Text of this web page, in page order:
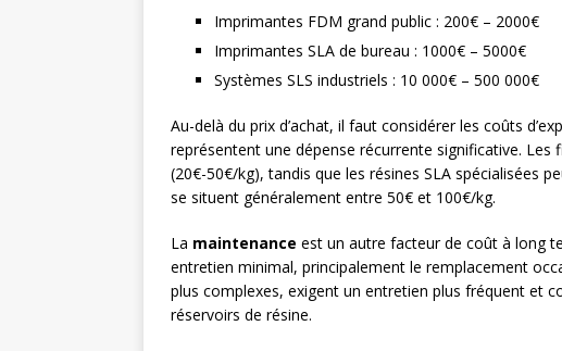
Imprimantes FDM grand public : 200€ – 2000€
Imprimantes SLA de bureau : 1000€ – 5000€
Systèmes SLS industriels : 10 000€ – 500 000€
Au-delà du prix d’achat, il faut considérer les coûts
représentent une dépense récurrente significative.
(20€-50€/kg), tandis que les résines SLA spécialisées
se situent généralement entre 50€ et 100€/kg.
La maintenance est un autre facteur de coût à long
entretien minimal, principalement le remplacement
plus complexes, exigent un entretien plus fréquent et
réservoirs de résine.